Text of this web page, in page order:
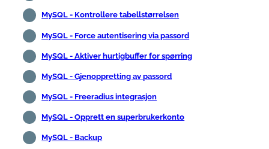
MySQL - Kontrollere tabellstørrelsen
MySQL - Force autentisering via passord
MySQL - Aktiver hurtigbuffer for spørring
MySQL - Gjenoppretting av passord
MySQL - Freeradius integrasjon
MySQL - Opprett en superbrukerkonto
MySQL - Backup